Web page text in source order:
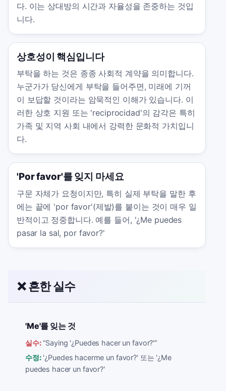
다. 이는 상대방의 시간과 자율성을 존중하는 것입
니다.
상호성이 핵심입니다
부탁을 하는 것은 종종 사회적 계약을 의미합니다.
누군가가 당신에게 부탁을 들어주면, 미래에 기꺼
이 보답할 것이라는 암묵적인 이해가 있습니다. 이
러한 상호 지원 또는 'reciprocidad'의 감각은 특히
가족 및 지역 사회 내에서 강력한 문화적 가치입니
다.
'Por favor'를 잊지 마세요
구문 자체가 요청이지만, 특히 실제 부탁을 말한 후
에는 끝에 'por favor'(제발)를 붙이는 것이 매우 일
반적이고 정중합니다. 예를 들어, '¿Me puedes
pasar la sal, por favor?'
❌ 흔한 실수
'Me'를 잊는 것
실수:“Saying '¿Puedes hacer un favor?'”
수정: '¿Puedes hacerme un favor?' 또는 '¿Me
puedes hacer un favor?'